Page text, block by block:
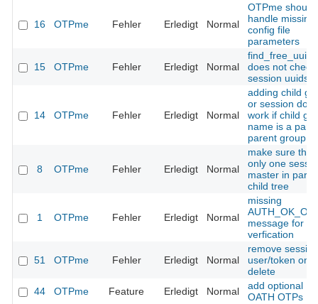
16 OTPme Fehler Erledigt Normal
OTPme should
handle missing
config file
parameters
15 OTPme Fehler Erledigt Normal
does not check
session uuids
14 OTPme Fehler Erledigt Normal
adding child
or session
work if child
name is a part
parent group
8 OTPme Fehler Erledigt Normal
make sure
only one
master in
child tree
1 OTPme Fehler Erledigt Normal
missing
message for
verfication
51 OTPme Fehler Erledigt Normal
remove
user/token on
delete
44
OTPme Feature Erledigt Normal
add optional
OATH OTPs